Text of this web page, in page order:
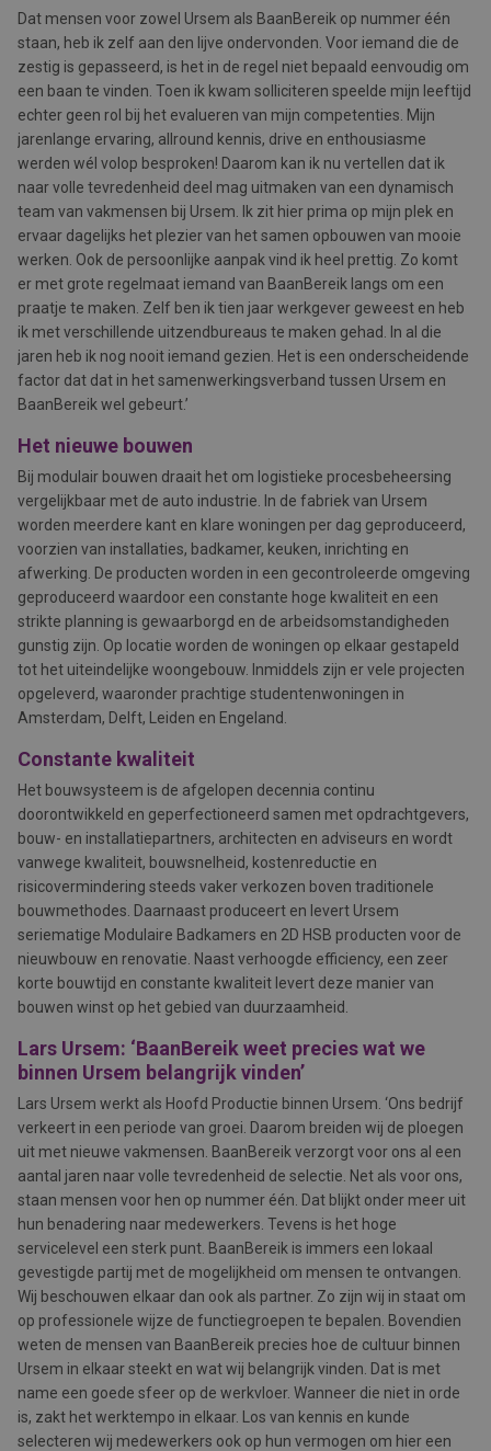
Dat mensen voor zowel Ursem als BaanBereik op nummer één
staan, heb ik zelf aan den lijve ondervonden. Voor iemand die de
zestig is gepasseerd, is het in de regel niet bepaald eenvoudig om
een baan te vinden. Toen ik kwam solliciteren speelde mijn leeftijd
echter geen rol bij het evalueren van mijn competenties. Mijn
jarenlange ervaring, allround kennis, drive en enthousiasme
werden wél volop besproken! Daarom kan ik nu vertellen dat ik
naar volle tevredenheid deel mag uitmaken van een dynamisch
team van vakmensen bij Ursem. Ik zit hier prima op mijn plek en
ervaar dagelijks het plezier van het samen opbouwen van mooie
werken. Ook de persoonlijke aanpak vind ik heel prettig. Zo komt
er met grote regelmaat iemand van BaanBereik langs om een
praatje te maken. Zelf ben ik tien jaar werkgever geweest en heb
ik met verschillende uitzendbureaus te maken gehad. In al die
jaren heb ik nog nooit iemand gezien. Het is een onderscheidende
factor dat dat in het samenwerkingsverband tussen Ursem en
BaanBereik wel gebeurt.’
Het nieuwe bouwen
Bij modulair bouwen draait het om logistieke procesbeheersing
vergelijkbaar met de auto industrie. In de fabriek van Ursem
worden meerdere kant en klare woningen per dag geproduceerd,
voorzien van installaties, badkamer, keuken, inrichting en
afwerking. De producten worden in een gecontroleerde omgeving
geproduceerd waardoor een constante hoge kwaliteit en een
strikte planning is gewaarborgd en de arbeidsomstandigheden
gunstig zijn. Op locatie worden de woningen op elkaar gestapeld
tot het uiteindelijke woongebouw. Inmiddels zijn er vele projecten
opgeleverd, waaronder prachtige studentenwoningen in
Amsterdam, Delft, Leiden en Engeland.
Constante kwaliteit
Het bouwsysteem is de afgelopen decennia continu
doorontwikkeld en geperfectioneerd samen met opdrachtgevers,
bouw- en installatiepartners, architecten en adviseurs en wordt
vanwege kwaliteit, bouwsnelheid, kostenreductie en
risicovermindering steeds vaker verkozen boven traditionele
bouwmethodes. Daarnaast produceert en levert Ursem
seriematige Modulaire Badkamers en 2D HSB producten voor de
nieuwbouw en renovatie. Naast verhoogde efficiency, een zeer
korte bouwtijd en constante kwaliteit levert deze manier van
bouwen winst op het gebied van duurzaamheid.
Lars Ursem: ‘BaanBereik weet precies wat we
binnen Ursem belangrijk vinden’
Lars Ursem werkt als Hoofd Productie binnen Ursem. ‘Ons bedrijf
verkeert in een periode van groei. Daarom breiden wij de ploegen
uit met nieuwe vakmensen. BaanBereik verzorgt voor ons al een
aantal jaren naar volle tevredenheid de selectie. Net als voor ons,
staan mensen voor hen op nummer één. Dat blijkt onder meer uit
hun benadering naar medewerkers. Tevens is het hoge
servicelevel een sterk punt. BaanBereik is immers een lokaal
gevestigde partij met de mogelijkheid om mensen te ontvangen.
Wij beschouwen elkaar dan ook als partner. Zo zijn wij in staat om
op professionele wijze de functiegroepen te bepalen. Bovendien
weten de mensen van BaanBereik precies hoe de cultuur binnen
Ursem in elkaar steekt en wat wij belangrijk vinden. Dat is met
name een goede sfeer op de werkvloer. Wanneer die niet in orde
is, zakt het werktempo in elkaar. Los van kennis en kunde
selecteren wij medewerkers ook op hun vermogen om hier een